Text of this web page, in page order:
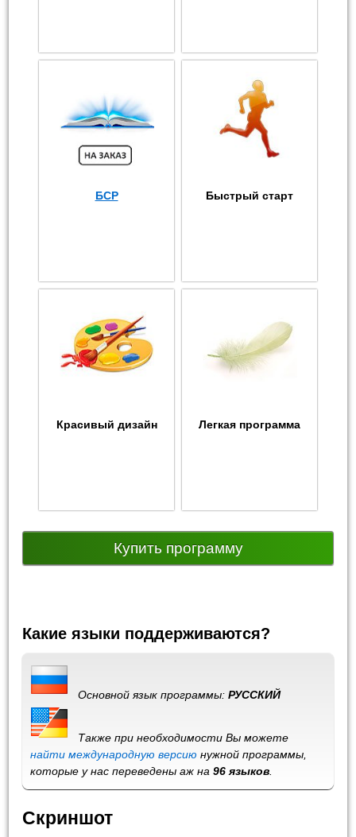
БСР Быстрый старт
Красивый дизайн Легкая программа
Купить программу
Какие языки поддерживаются?
Основной язык программы:РУССКИЙ
Также при необходимости Вы можете
найти международную версию нужной программы,
которые у нас переведены аж на96 языков.
Скриншот